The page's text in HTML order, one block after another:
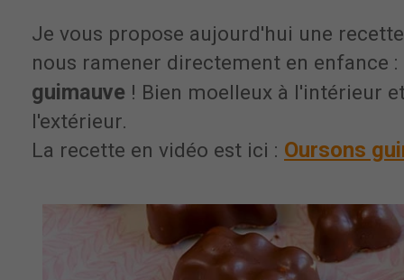
Je vous propose aujourd'hui une
nous ramener directement en enfance
guimauve ! Bien moelleux à l'intérieur
l'extérieur.
La recette en vidéo est ici : Oursons